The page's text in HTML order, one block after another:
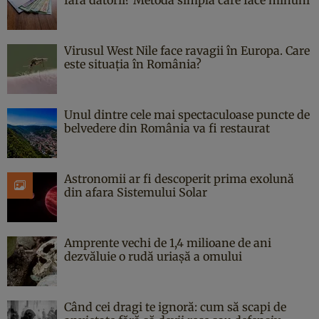
Virusul West Nile face ravagii în Europa. Care
este situația în România?
Unul dintre cele mai spectaculoase puncte de
belvedere din România va fi restaurat
Astronomii ar fi descoperit prima exolună
din afara Sistemului Solar
Amprente vechi de 1,4 milioane de ani
dezvăluie o rudă uriașă a omului
Când cei dragi te ignoră: cum să scapi de